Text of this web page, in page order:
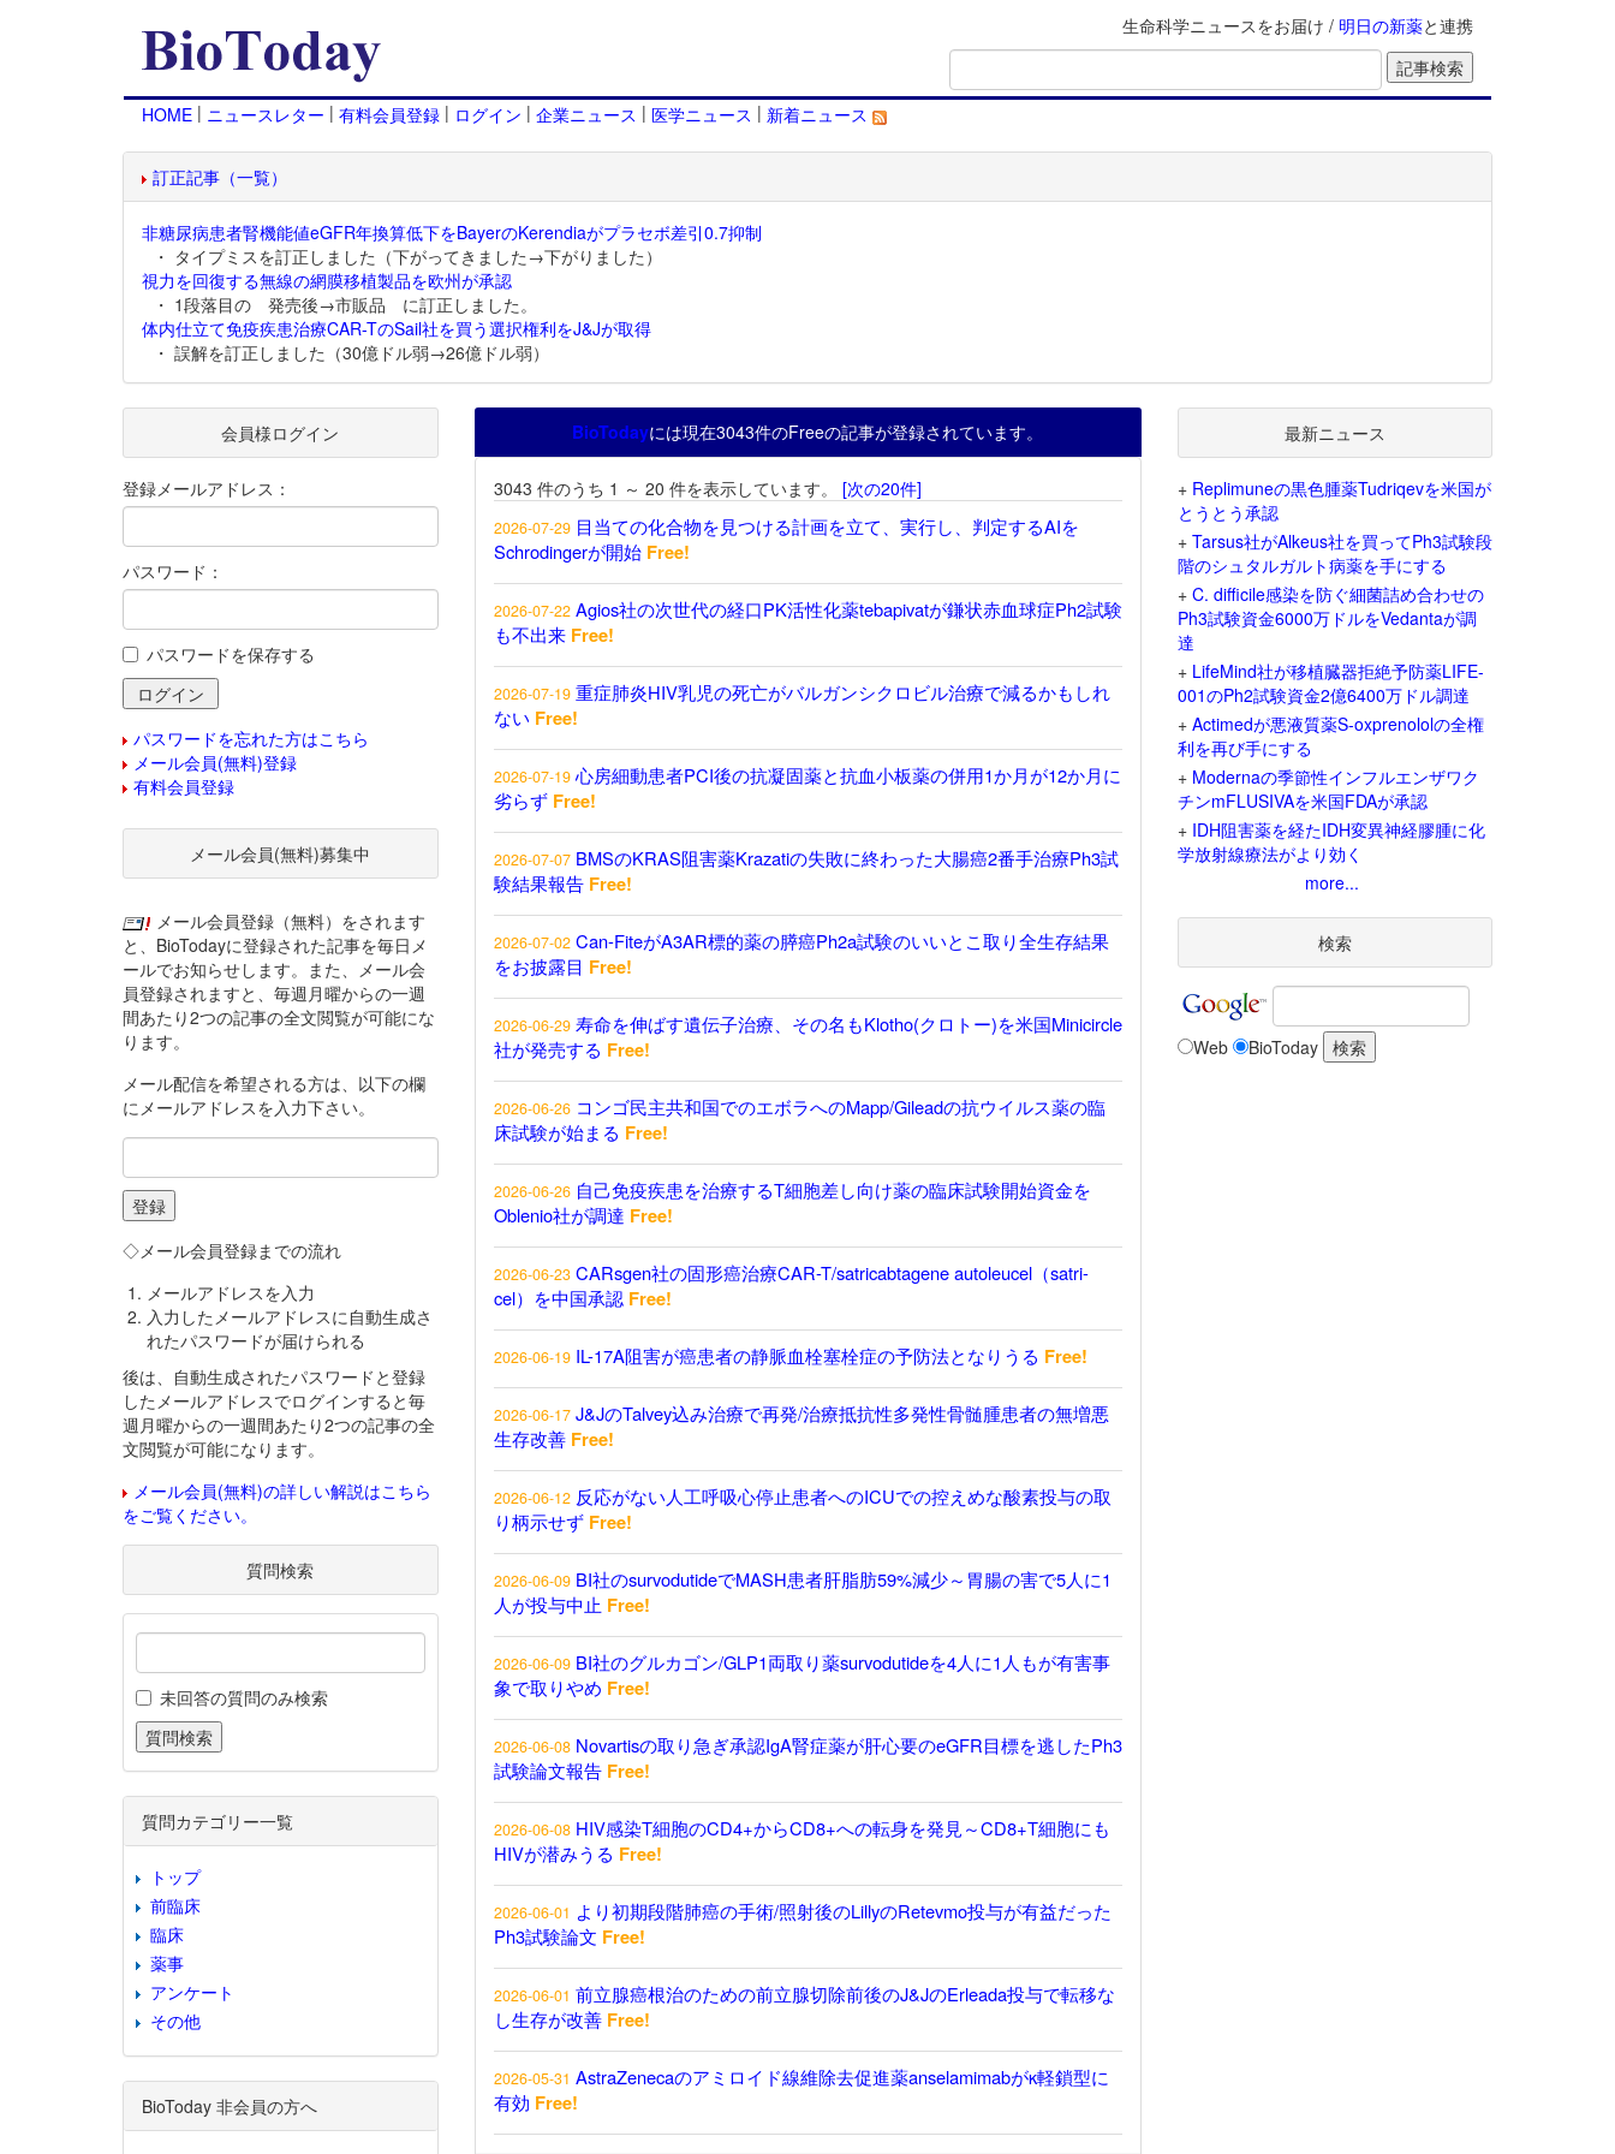
生命科学ニュースをお届け / 明日の新薬と連携
HOME | ニュースレター | 有料会員登録 | ログイン | 企業ニュース | 医学ニュース | 新着ニュース
訂正記事（一覧）
非糖尿病患者腎機能値eGFR年換算低下をBayerのKerendiaがプラセボ差引0.7抑制
・ タイプミスを訂正しました（下がってきました→下がりました）
視力を回復する無線の網膜移植製品を欧州が承認
・ 1段落目の 発売後→市販品 に訂正しました。
体内仕立て免疫疾患治療CAR-TのSail社を買う選択権利をJ&Jが取得
・ 誤解を訂正しました（30億ドル弱→26億ドル弱）
BioTodayには現在3043件のFreeの記事が登録されています。
3043 件のうち 1 ～ 20 件を表示しています。 [次の20件]
2026-07-29 目当ての化合物を見つける計画を立て、実行し、判定するAIを
Schrodingerが開始 Free!
2026-07-22 Agios社の次世代の経口PK活性化薬tebapivatが鎌状赤血球症Ph2試験
も不出来 Free!
2026-07-19 重症肺炎HIV乳児の死亡がバルガンシクロビル治療で減るかもしれ
ない Free!
2026-07-19 心房細動患者PCI後の抗凝固薬と抗血小板薬の併用1か月が12か月に
劣らず Free!
2026-07-07 BMSのKRAS阻害薬Krazatiの失敗に終わった大腸癌2番手治療Ph3試
験結果報告 Free!
2026-07-02 Can-FiteがA3AR標的薬の膵癌Ph2a試験のいいとこ取り全生存結果
をお披露目 Free!
2026-06-29 寿命を伸ばす遺伝子治療、その名もKlotho(クロトー)を米国Minicircle
社が発売する Free!
2026-06-26 コンゴ民主共和国でのエボラへのMapp/Gileadの抗ウイルス薬の臨
床試験が始まる Free!
2026-06-26 自己免疫疾患を治療するT細胞差し向け薬の臨床試験開始資金を
Oblenio社が調達 Free!
2026-06-23 CARsgen社の固形癌治療CAR-T/satricabtagene autoleucel（satri-
cel）を中国承認 Free!
2026-06-19 IL-17A阻害が癌患者の静脈血栓塞栓症の予防法となりうる Free!
2026-06-17 J&JのTalvey込み治療で再発/治療抵抗性多発性骨髄腫患者の無増悪
生存改善 Free!
2026-06-12 反応がない人工呼吸心停止患者へのICUでの控えめな酸素投与の取
り柄示せず Free!
2026-06-09 BI社のsurvodutideでMASH患者肝脂肪59%減少～胃腸の害で5人に1
人が投与中止 Free!
2026-06-09 BI社のグルカゴン/GLP1両取り薬survodutideを4人に1人もが有害事
象で取りやめ Free!
2026-06-08 Novartisの取り急ぎ承認IgA腎症薬が肝心要のeGFR目標を逃したPh3
試験論文報告 Free!
2026-06-08 HIV感染T細胞のCD4+からCD8+への転身を発見～CD8+T細胞にも
HIVが潜みうる Free!
2026-06-01 より初期段階肺癌の手術/照射後のLillyのRetevmo投与が有益だった
Ph3試験論文 Free!
2026-06-01 前立腺癌根治のための前立腺切除前後のJ&JのErleada投与で転移な
し生存が改善 Free!
2026-05-31 AstraZenecaのアミロイド線維除去促進薬anselamimabがκ軽鎖型に
有効 Free!
会員様ログイン
登録メールアドレス：
パスワード：
パスワードを保存する
パスワードを忘れた方はこちら
メール会員(無料)登録
有料会員登録
メール会員(無料)募集中
メール会員登録（無料）をされます
と、BioTodayに登録された記事を毎日メ
ールでお知らせします。また、メール会
員登録されますと、毎週月曜からの一週
間あたり2つの記事の全文閲覧が可能にな
ります。
メール配信を希望される方は、以下の欄
にメールアドレスを入力下さい。
◇メール会員登録までの流れ
メールアドレスを入力
入力したメールアドレスに自動生成さ
れたパスワードが届けられる
後は、自動生成されたパスワードと登録
したメールアドレスでログインすると毎
週月曜からの一週間あたり2つの記事の全
文閲覧が可能になります。
メール会員(無料)の詳しい解説はこちら
をご覧ください。
質問検索
未回答の質問のみ検索
質問カテゴリー一覧
トップ
前臨床
臨床
薬事
アンケート
その他
BioToday 非会員の方へ
最新ニュース
+ Replimuneの黒色腫薬Tudriqevを米国が
とうとう承認
+ Tarsus社がAlkeus社を買ってPh3試験段
階のシュタルガルト病薬を手にする
+ C. difficile感染を防ぐ細菌詰め合わせの
Ph3試験資金6000万ドルをVedantaが調
達
+ LifeMind社が移植臓器拒絶予防薬LIFE-
001のPh2試験資金2億6400万ドル調達
+ Actimedが悪液質薬S-oxprenololの全権
利を再び手にする
+ Modernaの季節性インフルエンザワク
チンmFLUSIVAを米国FDAが承認
+ IDH阻害薬を経たIDH変異神経膠腫に化
学放射線療法がより効く
more...
検索
Web BioToday